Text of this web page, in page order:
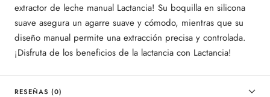
extractor de leche manual Lactancia! Su boquilla en silicona
suave asegura un agarre suave y cómodo, mientras que su
diseño manual permite una extracción precisa y controlada.
¡Disfruta de los beneficios de la lactancia con Lactancia!
RESEÑAS (0)